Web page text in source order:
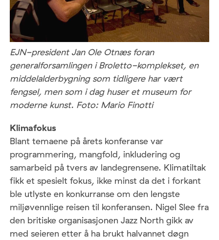
EJN-president Jan Ole Otnæs foran
generalforsamlingen i Broletto-komplekset, en
middelalderbygning som tidligere har vært
fengsel, men som i dag huser et museum for
moderne kunst. Foto: Mario Finotti
Klimafokus
Blant temaene på årets konferanse var
programmering, mangfold, inkludering og
samarbeid på tvers av landegrensene. Klimatiltak
fikk et spesielt fokus, ikke minst da det i forkant
ble utlyste en konkurranse om den lengste
miljøvennlige reisen til konferansen. Nigel Slee fra
den britiske organisasjonen Jazz North gikk av
med seieren etter å ha brukt halvannet døgn